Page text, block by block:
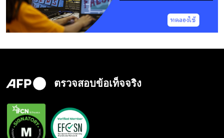
ตรวจสอบข้อเท็จจริง